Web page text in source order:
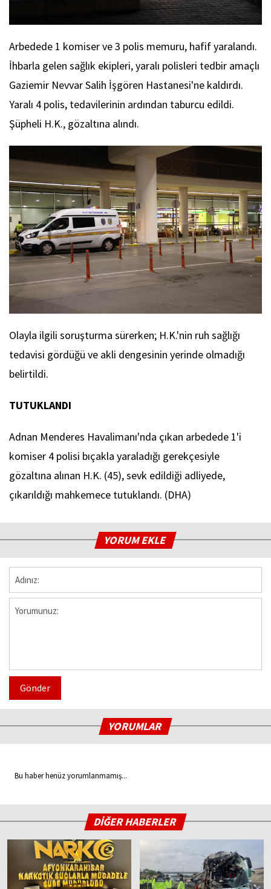
Arbedede 1 komiser ve 3 polis memuru, hafif yaralandı.
İhbarla gelen sağlık ekipleri, yaralı polisleri tedbir amaçlı
Gaziemir Nevvar Salih İşgören Hastanesi'ne kaldırdı.
Yaralı 4 polis, tedavilerinin ardından taburcu edildi.
Şüpheli H.K., gözaltına alındı.
Olayla ilgili soruşturma sürerken; H.K.'nin ruh sağlığı
tedavisi gördüğü ve akli dengesinin yerinde olmadığı
belirtildi.
TUTUKLANDI
Adnan Menderes Havalimanı'nda çıkan arbedede 1'i
komiser 4 polisi bıçakla yaraladığı gerekçesiyle
gözaltına alınan H.K. (45), sevk edildiği adliyede,
çıkarıldığı mahkemece tutuklandı. (DHA)
YORUM EKLE
Gönder
YORUMLAR
Bu haber henüz yorumlanmamış...
DİĞER HABERLER